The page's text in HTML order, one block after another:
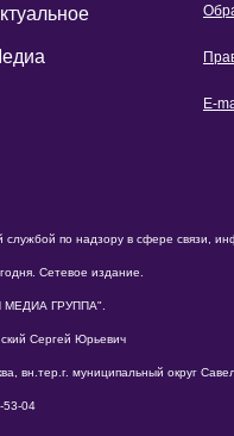
E-
службой по надзору в сфере связи,
Сетевое издание.
МЕДИА ГРУППА".
Сергей Юрьевич
вн.тер.г. муниципальный округ
53-04